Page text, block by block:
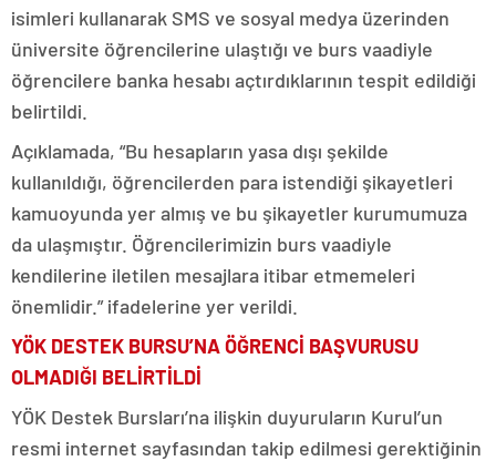
isimleri kullanarak SMS ve sosyal medya üzerinden
üniversite öğrencilerine ulaştığı ve burs vaadiyle
öğrencilere banka hesabı açtırdıklarının tespit edildiği
belirtildi.
Açıklamada, “Bu hesapların yasa dışı şekilde
kullanıldığı, öğrencilerden para istendiği şikayetleri
kamuoyunda yer almış ve bu şikayetler kurumumuza
da ulaşmıştır. Öğrencilerimizin burs vaadiyle
kendilerine iletilen mesajlara itibar etmemeleri
önemlidir.” ifadelerine yer verildi.
YÖK DESTEK BURSU’NA ÖĞRENCİ BAŞVURUSU
OLMADIĞI BELİRTİLDİ
YÖK Destek Bursları’na ilişkin duyuruların Kurul’un
resmi internet sayfasından takip edilmesi gerektiğinin